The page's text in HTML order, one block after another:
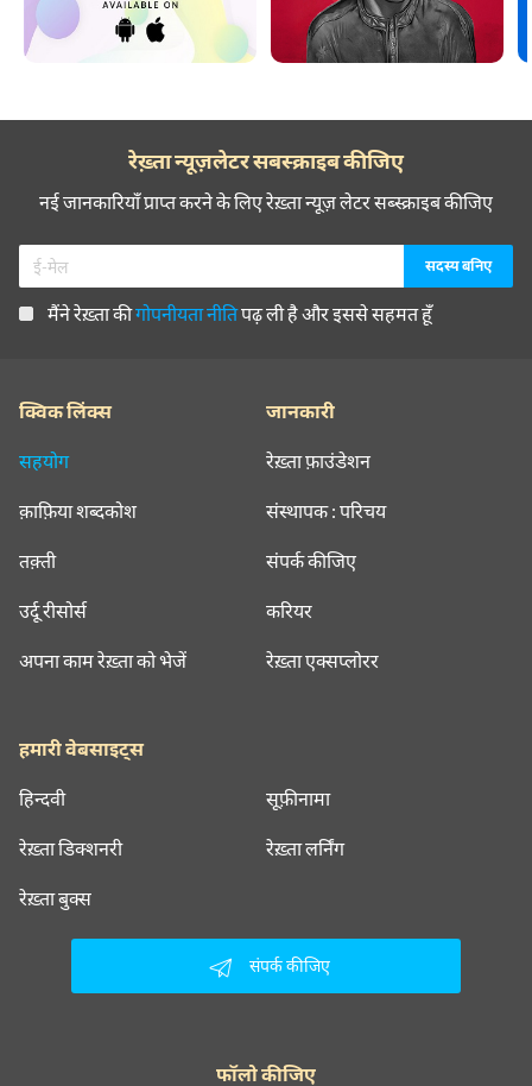
रेख़्ता न्यूज़लेटर सबस्क्राइब कीजिए
नई जानकारियाँ प्राप्त करने के लिए रेख़्ता न्यूज़ लेटर सब्स्क्राइब कीजिए
मैंने रेख़्ता कीगोपनीयता नीतिपढ़ ली है और इससे सहमत हूँ
क्विक लिंक्स
सहयोग
क़ाफ़िया शब्दकोश
तक़्ती
उर्दू रीसोर्स
अपना काम रेख़्ता को भेजें
जानकारी
रेख़्ता फ़ाउंडेशन
संस्थापक : परिचय
संपर्क कीजिए
करियर
रेख़्ता एक्सप्लोरर
हमारी वेबसाइट्स
हिन्दवी सूफ़ीनामा
रेख़्ता डिक्शनरी रेख़्ता लर्निंग
रेख़्ता बुक्स
संपर्क कीजिए
फॉलो कीजिए